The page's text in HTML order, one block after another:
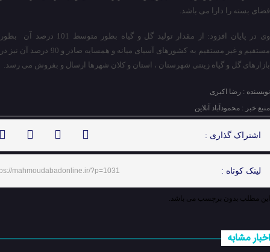
فضای بسته را دارا می باشد.
وی در پایان افزود: از مقدار تولید گل و گیاه بطور متوسط 101 درصد آن بطور
مستقیم و غیر مستقیم به کشورهای آسیای میانه و همسایه صادر و 90 درصد آن نیز در
بازارهای گل و گیاه زینتی شهرستان ، استان و کلان شهرها ارسال و بفروش می رسد.
نویسنده : رضا اکبری
منبع خبر : محمودآباد آنلاین
اشتراک گذاری :
لینک کوتاه : mahmoudabadonline.ir/?p=1031
این مطلب بدون برچسب می باشد.
اخبار مشابه